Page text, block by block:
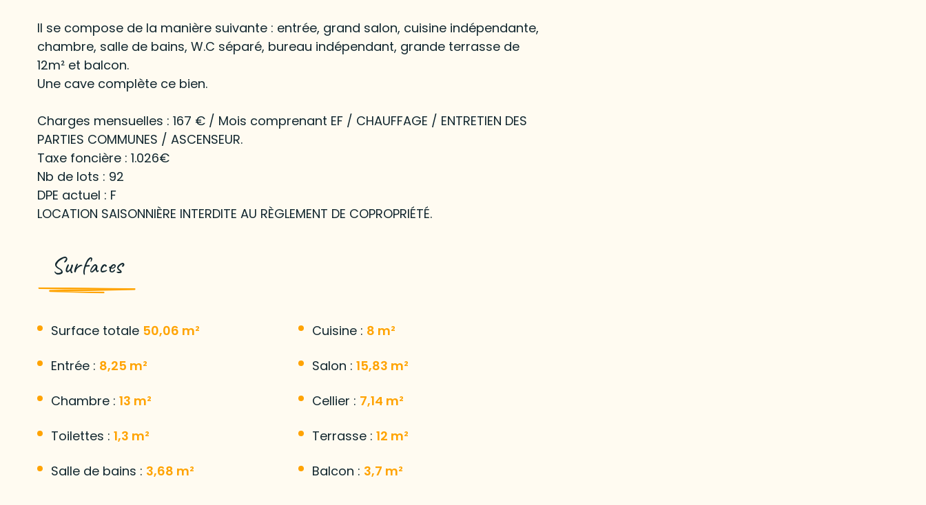
Il se compose de la manière suivante : entrée, grand salon, cuisine indépendante,
chambre, salle de bains, W.C séparé, bureau indépendant, grande terrasse de
12m² et balcon.
Une cave complète ce bien.
Charges mensuelles : 167 € / Mois comprenant EF / CHAUFFAGE / ENTRETIEN DES
PARTIES COMMUNES / ASCENSEUR.
Taxe foncière : 1.026€
Nb de lots : 92
DPE actuel : F
LOCATION SAISONNIÈRE INTERDITE AU RÈGLEMENT DE COPROPRIÉTÉ.
Surfaces
Surface totale 50,06 m²
Entrée : 8,25 m²
Chambre : 13 m²
Toilettes : 1,3 m²
Salle de bains : 3,68 m²
Cuisine : 8 m²
Salon : 15,83 m²
Cellier : 7,14 m²
Terrasse : 12 m²
Balcon : 3,7 m²